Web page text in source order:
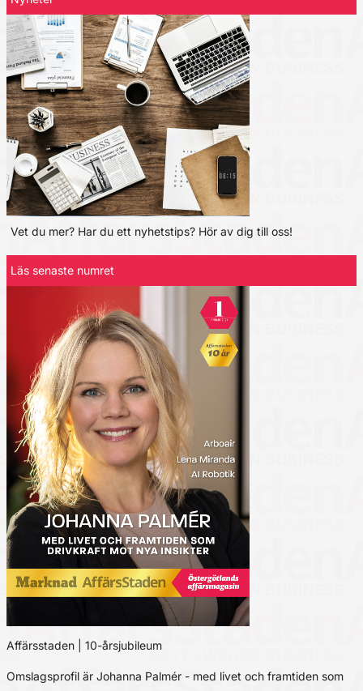
Vet du mer? Har du ett nyhetstips? Hör av dig till oss!
Läs senaste numret
Affärsstaden | 10-årsjubileum
Omslagsprofil är Johanna Palmér - med livet och framtiden som